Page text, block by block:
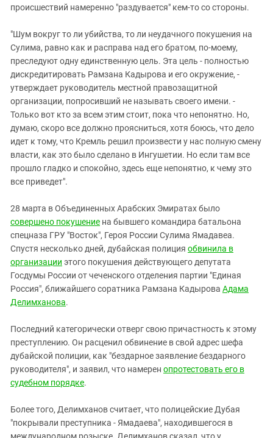
происшествий намеренно "раздувается" кем-то со стороны.
"Шум вокруг то ли убийства, то ли неудачного покушения на
Сулима, равно как и расправа над его братом, по-моему,
преследуют одну единственную цель. Эта цель - полностью
дискредитировать Рамзана Кадырова и его окружение, -
утверждает руководитель местной правозащитной
организации, попросивший не называть своего имени. -
Только вот кто за всем этим стоит, пока что непонятно. Но,
думаю, скоро все должно проясниться, хотя боюсь, что дело
идет к тому, что Кремль решил произвести у нас полную смену
власти, как это было сделано в Ингушетии. Но если там все
прошло гладко и спокойно, здесь еще непонятно, к чему это
все приведет".
28 марта в Объединенных Арабских Эмиратах было
совершено покушение на бывшего командира батальона
спецназа ГРУ "Восток", Героя России Сулима Ямадавеа.
Спустя несколько дней, дубайская полиция обвинила в
организации этого покушения действующего депутата
Госдумы России от чеченского отделения партии "Единая
Россия", ближайшего соратника Рамзана Кадырова Адама
Делимханова.
Последний категорически отверг свою причастность к этому
преступлению. Он расценил обвинение в свой адрес шефа
дубайской полиции, как "бездарное заявление бездарного
руководителя", и заявил, что намерен опротестовать его в
судебном порядке.
Более того, Делимханов считает, что полицейские Дубая
"покрывали преступника - Ямадаева", находившегося в